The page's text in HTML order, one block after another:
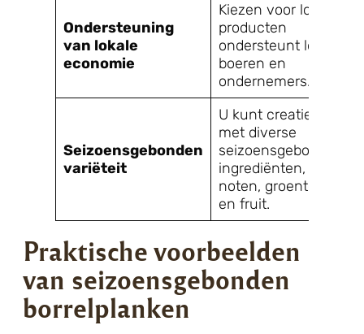
Ondersteuning
van lokale
economie
Kiezen voor lokale
producten
ondersteunt lokale
boeren en
ondernemers.
Seizoensgebonden
variëteit
U kunt creatief zijn
met diverse
seizoensgebonden
ingrediënten, zoals
noten, groenten
en fruit.
Praktische voorbeelden
van seizoensgebonden
borrelplanken